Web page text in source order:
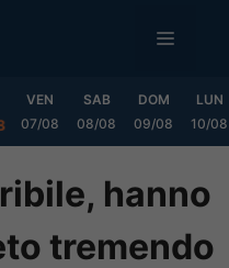
MENU
VEN
07/08
SAB
08/08
DOM
09/08
LUN
10/08
hanno
tremendo